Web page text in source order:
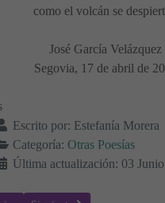
como el volcán se
José García Velázquez
Segovia, 17 de abril de
Escrito por: Estefanía Morera
Categoría: Otras Poesías
Última actualización: 03